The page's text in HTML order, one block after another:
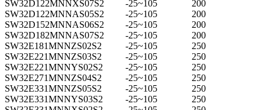
SW32D122MNNXS07S2
-25~105
200
SW32D122MNNAS05S2
-25~105
200
SW32D152MNNAS06S2
-25~105
200
SW32D182MNNAS07S2
-25~105
200
SW32E181MNNZS02S2
-25~105
250
SW32E221MNNZS03S2
-25~105
250
SW32E221MNNYS02S2
-25~105
250
SW32E271MNNZS04S2
-25~105
250
SW32E331MNNZS05S2
-25~105
250
SW32E331MNNYS03S2
-25~105
250